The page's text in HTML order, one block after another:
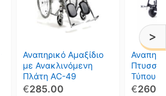
>
Αναπηρικό Αμαξίδιο
με Ανακλινόμενη
Πλάτη AC-49
285.00
€
Τύπου
€